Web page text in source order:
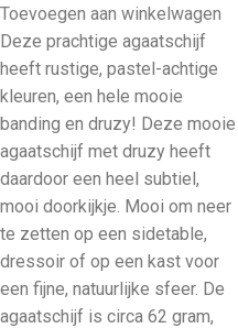
Toevoegen aan winkelwagen
Deze prachtige agaatschijf
heeft rustige, pastel-achtige
kleuren, een hele mooie
banding en druzy! Deze mooie
agaatschijf met druzy heeft
daardoor een heel subtiel,
mooi doorkijkje. Mooi om neer
te zetten op een sidetable,
dressoir of op een kast voor
een fijne, natuurlijke sfeer. De
agaatschijf is circa 62 gram,